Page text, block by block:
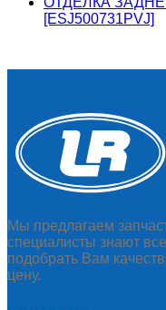
[ESJ500731PVJ]
Мы предлагаем
специалисты знают
подобрать Вам
цену.